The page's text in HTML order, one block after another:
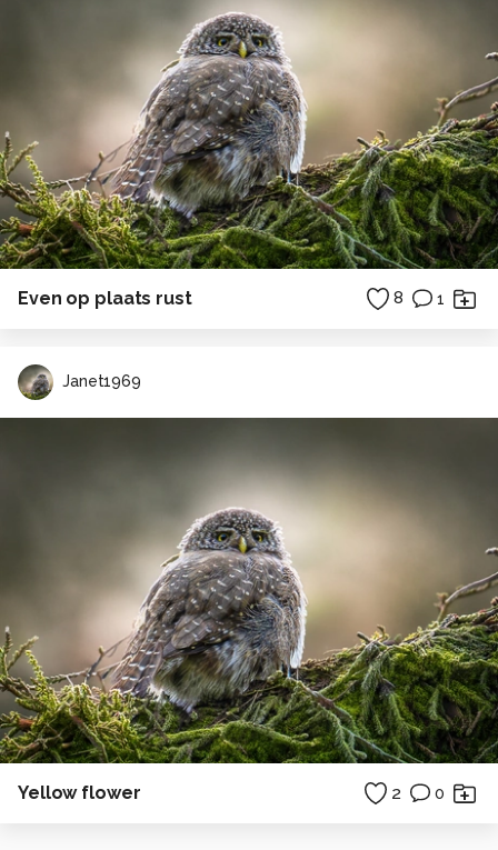
Even op plaats rust 8 1
Janet1969
Yellow flower 2 0